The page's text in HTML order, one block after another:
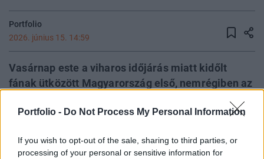
Portfolio - Do Not Process My Personal Information
If you wish to opt-out of the sale, sharing to third parties, or
processing of your personal or sensitive information for
Portfolio
2026. június 15. 14:59
Vasárnap este a viharos időjárás miatt kidőlt
fának ütközött Magyarország első, nemrégiben az
Villány közelében. A balesetben a jármű
egyelőre bizonytalan - írta meg az IHO.hu.